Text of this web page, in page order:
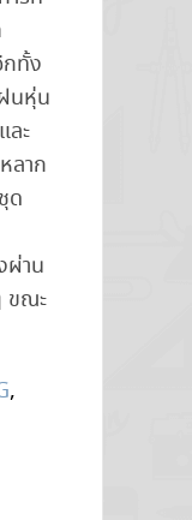
ทั้ง
นหุ่น
ละ
ลาก
ด
ผ่าน
ขณะ
,